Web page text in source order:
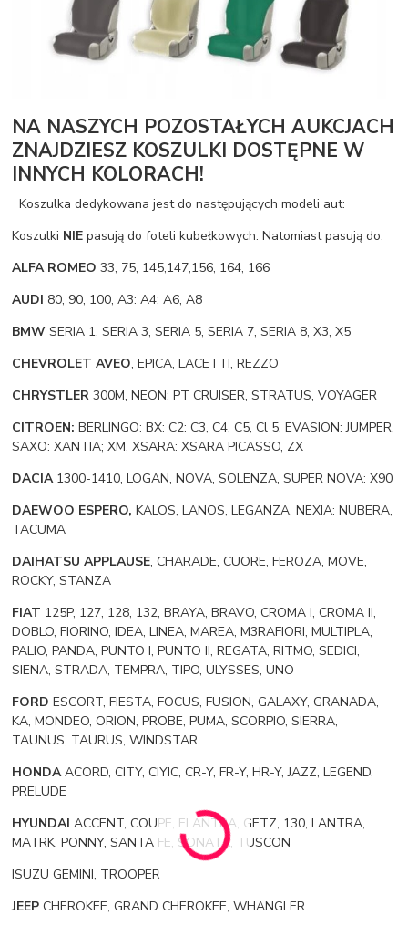
NA NASZYCH POZOSTAŁYCH AUKCJACH
ZNAJDZIESZ KOSZULKI DOSTĘPNE W
INNYCH KOLORACH!
Koszulka dedykowana jest do następujących modeli aut:
Koszulki NIE pasują do foteli kubełkowych. Natomiast pasują do:
ALFA ROMEO 33, 75, 145,147,156, 164, 166
AUDI 80, 90, 100, A3: A4: A6, A8
BMW SERIA 1, SERIA 3, SERIA 5, SERIA 7, SERIA 8, X3, X5
CHEVROLET AVEO, EPICA, LACETTI, REZZO
CHRYSTLER 300M, NEON: PT CRUISER, STRATUS, VOYAGER
CITROEN:BERLINGO: BX: C2: C3, C4, C5, Cl 5, EVASION: JUMPER,
SAXO: XANTIA; XM, XSARA: XSARA PICASSO, ZX
DACIA1300-1410, LOGAN, NOVA, SOLENZA, SUPER NOVA: X90
DAEWOO ESPERO, KALOS, LANOS, LEGANZA, NEXIA: NUBERA,
TACUMA
DAIHATSU APPLAUSE, CHARADE, CUORE, FEROZA, MOVE,
ROCKY, STANZA
FIAT 125P, 127, 128, 132, BRAYA, BRAVO, CROMA I, CROMA II,
DOBLO, FIORINO, IDEA, LINEA, MAREA, M3RAFIORI, MULTIPLA,
PALIO, PANDA, PUNTO I, PUNTO II, REGATA, RITMO, SEDICI,
SIENA, STRADA, TEMPRA, TIPO, ULYSSES, UNO
FORD ESCORT, FIESTA, FOCUS, FUSION, GALAXY, GRANADA,
KA, MONDEO, ORION, PROBE, PUMA, SCORPIO, SIERRA,
TAUNUS, TAURUS, WINDSTAR
HONDAACORD, CITY, CIYIC, CR-Y, FR-Y, HR-Y, JAZZ, LEGEND,
PRELUDE
HYUNDAIACCENT, COUPE, ELANTRA, GETZ, 130, LANTRA,
MATRK, PONNY, SANTA FE, SONATA, TUSCON
ISUZU GEMINI, TROOPER
JEEPCHEROKEE, GRAND CHEROKEE, WHANGLER